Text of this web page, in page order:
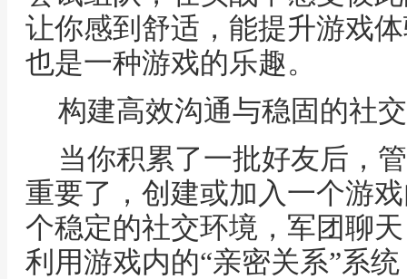
让你感到舒适，能提升游戏
也是一种游戏的乐趣。
构建高效沟通与稳固的社
当你积累了一批好友后，
重要了，创建或加入一个游
个稳定的社交环境，军团聊
利用游戏内的“亲密关系”系